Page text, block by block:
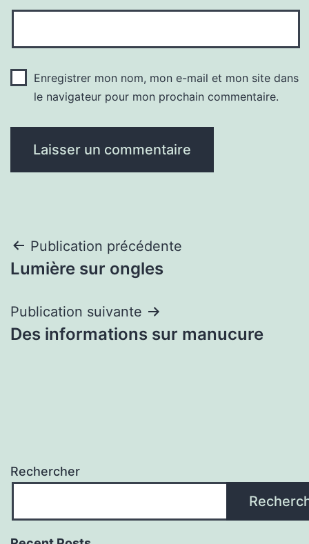
Enregistrer mon nom, mon e-mail et mon site dans
le navigateur pour mon prochain commentaire.
Navigation
de
l’article
Publication précédente
Lumière sur ongles
Publication suivante
Des informations sur manucure
Rechercher